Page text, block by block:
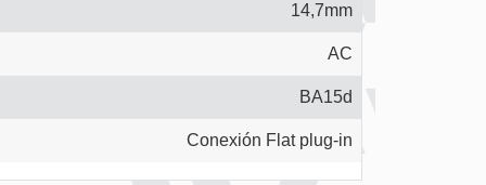
14,7mm
AC
BA15d
Conexión Flat plug-in